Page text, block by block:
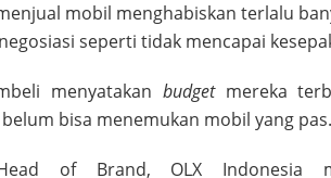
mobil menghabiskan terlalu
seperti tidak mencapai
menyatakan budget mereka
bisa menemukan mobil yang pas.
of Brand, OLX Indonesia